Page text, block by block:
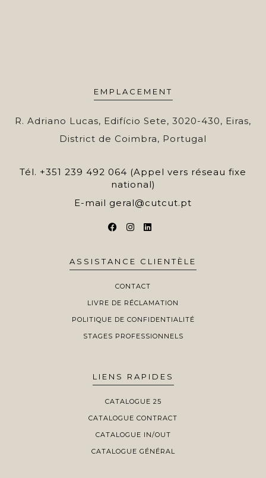
EMPLACEMENT
R. Adriano Lucas, Edifício Sete, 3020-430, Eiras,
District de Coimbra, Portugal
Tél. +351 239 492 064 (Appel vers réseau fixe
national)
E-mail geral@cutcut.pt
ASSISTANCE CLIENTÈLE
CONTACT
LIVRE DE RÉCLAMATION
POLITIQUE DE CONFIDENTIALITÉ
STAGES PROFESSIONNELS
LIENS RAPIDES
CATALOGUE 25
CATALOGUE CONTRACT
CATALOGUE IN/OUT
CATALOGUE GÉNÉRAL